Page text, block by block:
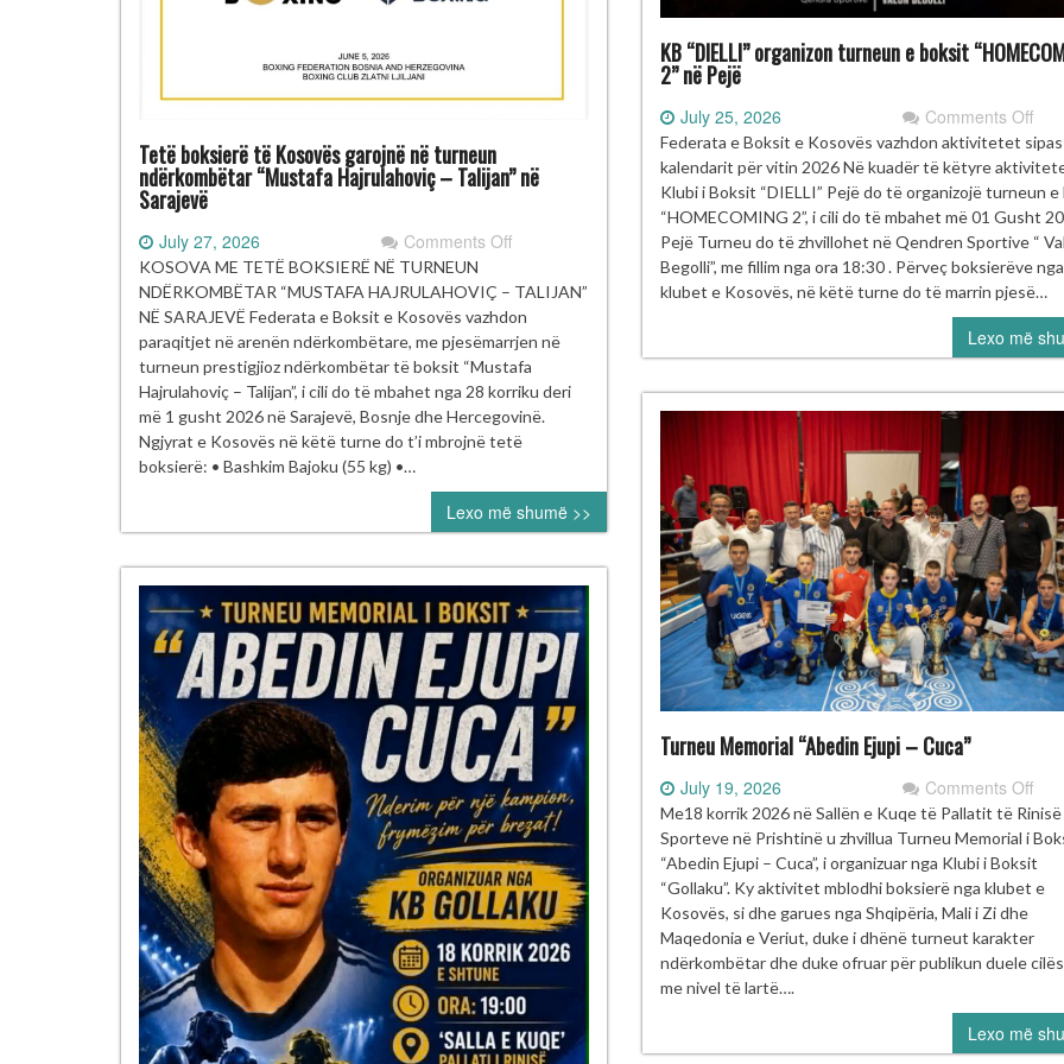
Tetë boksierë të Kosovës garojnë në turneun
ndërkombëtar “Mustafa Hajrulahoviç – Talijan” në
Sarajevë
July 27, 2026 Comments Offon
boksierë
të Kosovës
garojnë
në turneun
ndërkombëtar
“Mustafa Hajrulahoviç
–
Sarajevë
KOSOVA ME TETË BOKSIERË NË TURNEUN
NDËRKOMBËTAR “MUSTAFA HAJRULAHOVIÇ – TALIJAN”
NË SARAJEVË Federata e Boksit e Kosovës vazhdon
paraqitjet në arenën ndërkombëtare, me pjesëmarrjen në
turneun prestigjioz ndërkombëtar të boksit “Mustafa
Hajrulahoviç – Talijan”, i cili do të mbahet nga 28 korriku deri
më 1 gusht 2026 në Sarajevë, Bosnje dhe Hercegovinë.
Ngjyrat e Kosovës në këtë turne do t’i mbrojnë tetë
boksierë: • Bashkim Bajoku (55 kg) •…
Lexo më shumë >>
KB “DIELLI” organizon turneun e boksit
2” në Pejë
July 25, 2026 Comments Offon
KB
e
boksit
2”
në
Federata e Boksit e Kosovës vazhdon aktivitetet sipas
kalendarit për vitin 2026 Në kuadër të këtyre
Klubi i Boksit “DIELLI” Pejë do të organizojë turneun
“HOMECOMING 2”, i cili do të mbahet më 01 Gusht
Pejë Turneu do të zhvillohet në Qendren Sportive “
Begolli”, me fillim nga ora 18:30 . Përveç boksierëve nga
klubet e Kosovës, në këtë turne do të marrin pjesë…
Lexo më
Turneu Memorial “Abedin Ejupi – Cuca”
July 19, 2026 Comments Offon
Ejupi
Me18 korrik 2026 në Sallën e Kuqe të Pallatit të
Sporteve në Prishtinë u zhvillua Turneu Memorial i
“Abedin Ejupi – Cuca”, i organizuar nga Klubi i Boksit
“Gollaku”. Ky aktivitet mblodhi boksierë nga klubet e
Kosovës, si dhe garues nga Shqipëria, Mali i Zi dhe
Maqedonia e Veriut, duke i dhënë turneut karakter
ndërkombëtar dhe duke ofruar për publikun duele
me nivel të lartë….
Lexo më